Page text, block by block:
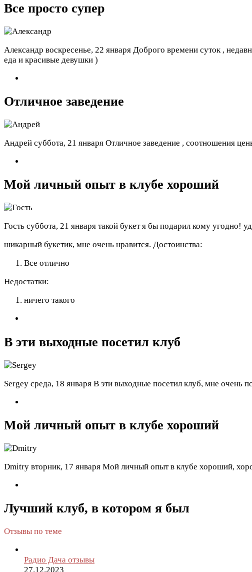
Все просто супер
Александр воскресенье, 22 января Доброго времени суток ,
еда и красивые девушки )
Отличное заведение
Андрей суббота, 21 января Отличное заведение , соотношения
Мой личный опыт в клубе хороший
Гость суббота, 21 января такой букет я бы подарил кому угодно!
шикарный букетик, мне очень нравится. Достоинства:
Все отлично
Недостатки:
ничего такого
В эти выходные посетил клуб
Sergey среда, 18 января В эти выходные посетил клуб, мне очень
Мой личный опыт в клубе хороший
Dmitry вторник, 17 января Мой личный опыт в клубе хороший,
Лучший клуб, в котором я был
Отзывы по теме
Радио Дача отзывы
27.12.2023